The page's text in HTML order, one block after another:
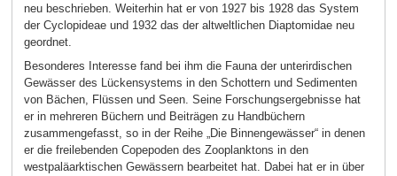
neu beschrieben. Weiterhin hat er von 1927 bis 1928 das System
der Cyclopideae und 1932 das der altweltlichen Diaptomidae neu
geordnet.
Besonderes Interesse fand bei ihm die Fauna der unterirdischen
Gewässer des Lückensystems in den Schottern und Sedimenten
von Bächen, Flüssen und Seen. Seine Forschungsergebnisse hat
er in mehreren Büchern und Beiträgen zu Handbüchern
zusammengefasst, so in der Reihe „Die Binnengewässer“ in denen
er die freilebenden Copepoden des Zooplanktons in den
westpaläarktischen Gewässern bearbeitet hat. Dabei hat er in über